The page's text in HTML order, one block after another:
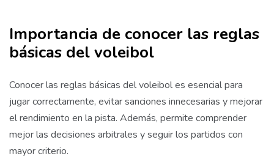
Importancia de conocer las reglas
básicas del voleibol
Conocer las reglas básicas del voleibol es esencial para
jugar correctamente, evitar sanciones innecesarias y mejorar
el rendimiento en la pista. Además, permite comprender
mejor las decisiones arbitrales y seguir los partidos con
mayor criterio.